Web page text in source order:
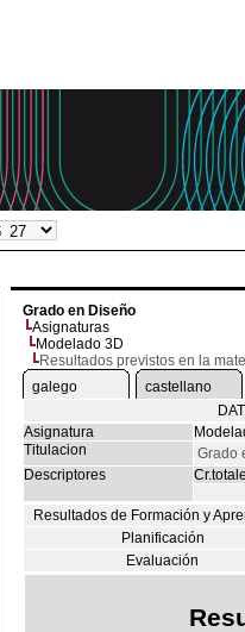
Grado en Diseño
Asignaturas
Modelado 3D
Resultados previstos en la
galego
castellano
Asignatura
Titulacion
Grado
Descriptores
Resultados de Formación y
Planificación
Evaluación